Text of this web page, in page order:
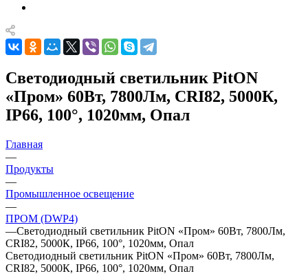
Светодиодный светильник PitON
«Пром» 60Вт, 7800Лм, CRI82, 5000К,
IP66, 100°, 1020мм, Опал
Главная
—
Продукты
—
Промышленное освещение
—
ПРОМ (DWP4)
—Светодиодный светильник PitON «Пром» 60Вт, 7800Лм,
CRI82, 5000К, IP66, 100°, 1020мм, Опал
Светодиодный светильник PitON «Пром» 60Вт, 7800Лм,
CRI82, 5000К, IP66, 100°, 1020мм, Опал